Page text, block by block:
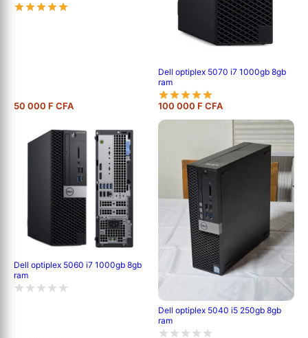
50 000 F CFA
Dell optiplex 5070 i7 1000gb 8gb
ram
100 000 F CFA
Dell optiplex 5060 i7 1000gb 8gb
ram
Dell optiplex 5040 i5 250gb 8gb
ram